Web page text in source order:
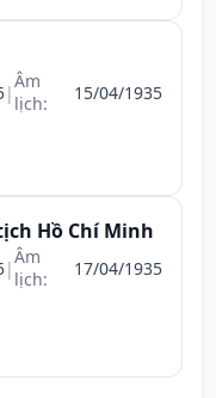
|Âm
lịch:
15/04/1935
Hồ Chí Minh
|Âm
lịch:
17/04/1935